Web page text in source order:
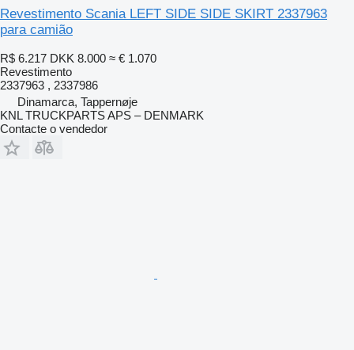
Revestimento Scania LEFT SIDE SIDE SKIRT 2337963
para camião
R$ 6.217 DKK 8.000 ≈ € 1.070
Revestimento
2337963 , 2337986
Dinamarca, Tappernøje
KNL TRUCKPARTS APS – DENMARK
Contacte o vendedor